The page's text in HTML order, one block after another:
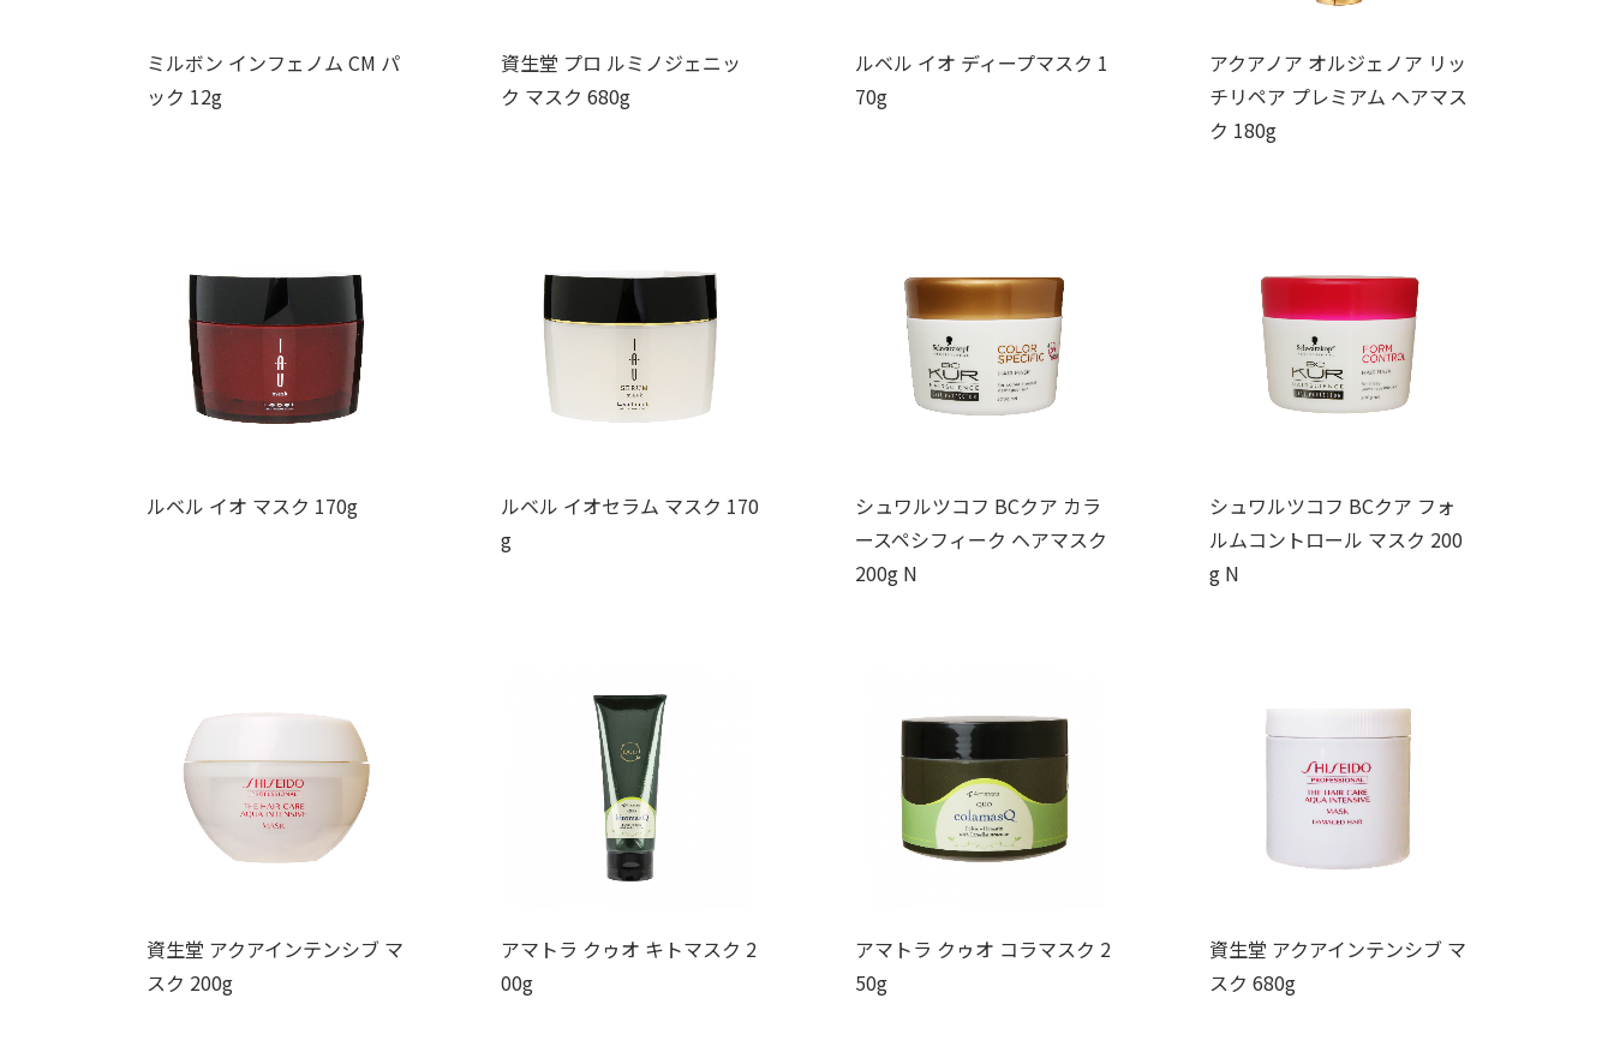
ミルボン インフェノム CM パ
ック 12g
資生堂 プロ ルミノジェニッ
ク マスク 680g
ルベル イオ ディープマスク 1
70g
アクアノア オルジェノア リッ
チリペア プレミアム ヘアマス
ク 180g
ルベル イオ マスク 170g
ルベル イオセラム マスク 170
g
シュワルツコフ BCクア カラ
ースペシフィーク ヘアマスク
200g N
シュワルツコフ BCクア フォ
ルムコントロール マスク 200
g N
資生堂 アクアインテンシブ マ
スク 200g
アマトラ クゥオ キトマスク 2
00g
アマトラ クゥオ コラマスク 2
50g
資生堂 アクアインテンシブ マ
スク 680g